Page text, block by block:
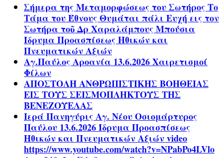
Σήμερα της Μεταμορφώσεως του Σωτήρος Το
Τάμα του Έθνους Θυμάται πάλι Ευχή εις τον
Σωτήρα τοῦ Δρ Χαραλάμπους Μπούσια
Ίδρυμα Προασπίσεως Ηθικών και
Πνευματικών Αξιών
Αγ.Παύλος Αροανία 13.6.2026 Χαιρετισμοί
Φίλων
ΑΠΟΣΤΟΛΗ ΑΝΘΡΩΠΙΣΤΙΚΗΣ ΒΟΗΘΕΙΑΣ
ΕΙΣ ΤΟΥΣ ΣΕΙΣΜΟΠΛΗΚΤΟΥΣ ΤΗΣ
ΒΕΝΕΖΟΥΕΛΑΣ
Ιερά Πανηγύρις Αγ. Νέου Οσιομάρτυρος
Παύλου 13.6.2026 Ίδρυμα Προασπίσεως
Ηθικών και Πνευματικών Αξιών video
https://www.youtube.com/watch?v=NPabPo4LVlo